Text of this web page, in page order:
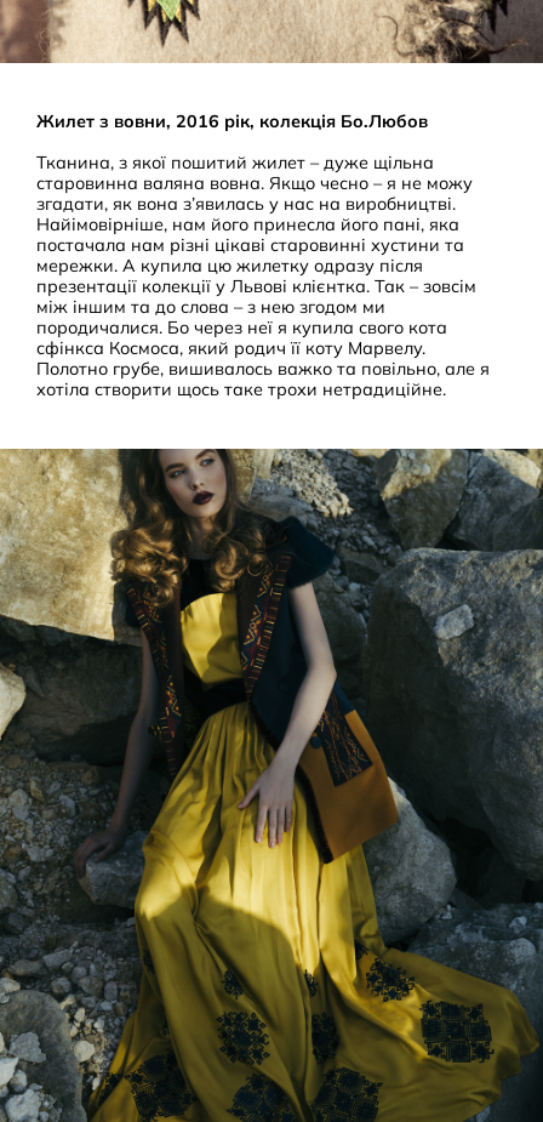
Жилет з вовни, 2016 рік, колекція Бо.Любов
Тканина, з якої пошитий жилет – дуже щільна
старовинна валяна вовна. Якщо чесно – я не можу
згадати, як вона з’явилась у нас на виробництві.
Найімовірніше, нам його принесла його пані, яка
постачала нам різні цікаві старовинні хустини та
мережки. А купила цю жилетку одразу після
презентації колекції у Львові клієнтка. Так – зовсім
між іншим та до слова – з нею згодом ми
породичалися. Бо через неї я купила свого кота
сфінкса Космоса, який родич її коту Марвелу.
Полотно грубе, вишивалось важко та повільно, але я
хотіла створити щось таке трохи нетрадиційне.